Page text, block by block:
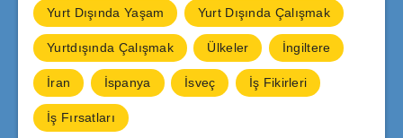
Yurt Dışında Yaşam Yurt Dışında Çalışmak
Yurtdışında Çalışmak Ülkeler İngiltere
İran İspanya İsveç İş Fikirleri
İş Fırsatları